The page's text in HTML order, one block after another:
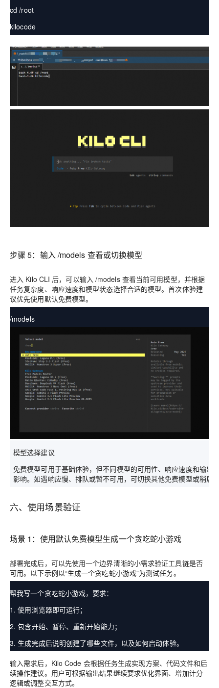
cd /root
kilocode
步骤 5：输入 /models 查看或切换模型
进入 Kilo CLI 后，可以输入 /models 查看当前可用模型，并根据
任务复杂度、响应速度和模型状态选择合适的模型。首次体验建
议优先使用默认免费模型。
/models
模型选择建议
免费模型可用于基础体验，但不同模型的可用性、响应速度和输出
影响。如遇响应慢、排队或暂不可用，可切换其他免费模型或稍后
六、使用场景验证
场景 1：使用默认免费模型生成一个贪吃蛇小游戏
部署完成后，可以先使用一个边界清晰的小需求验证工具链是否
可用。以下示例以“生成一个贪吃蛇小游戏”为测试任务。
帮我写一个贪吃蛇小游戏，要求：
1. 使用浏览器即可运行；
2. 包含开始、暂停、重新开始能力；
3. 生成完成后说明创建了哪些文件，以及如何启动体验。
输入需求后，Kilo Code 会根据任务生成实现方案、代码文件和后
续操作建议。用户可根据输出结果继续要求优化界面、增加计分
逻辑或调整交互方式。